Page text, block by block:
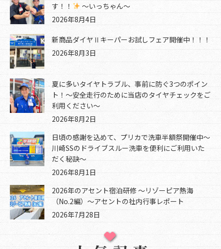
す！！
～いっちゃん～
2026年8月4日
新商品ダイヤⅡキーパーお試しフェア開催中！！！
2026年8月3日
夏に多いタイヤトラブル、事前に防ぐ3つのポイン
ト！～安全走行のために当店のタイヤチェックをご
利用ください～
2026年8月2日
日頃の感謝を込めて、プリカで洗車半額祭開催中～
川崎SSのドライブスルー洗車を便利にご利用いた
だく秘訣～
2026年8月1日
2026年のアセント宿泊研修 ～リゾーピア熱海
（No.2編）～アセントの社内行事レポート
2026年7月28日